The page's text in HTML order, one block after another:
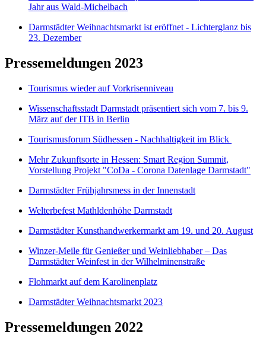
Jahr aus Wald-Michelbach
Darmstädter Weihnachtsmarkt ist eröffnet - Lichterglanz bis
23. Dezember
Pressemeldungen 2023
Tourismus wieder auf Vorkrisenniveau
Wissenschaftsstadt Darmstadt präsentiert sich vom 7. bis 9.
März auf der ITB in Berlin
Tourismusforum Südhessen - Nachhaltigkeit im Blick
Mehr Zukunftsorte in Hessen: Smart Region Summit,
Vorstellung Projekt "CoDa - Corona Datenlage Darmstadt"
Darmstädter Frühjahrsmess in der Innenstadt
Welterbefest Mathldenhöhe Darmstadt
Darmstädter Kunsthandwerkermarkt am 19. und 20. August
Winzer-Meile für Genießer und Weinliebhaber – Das
Darmstädter Weinfest in der Wilhelminenstraße
Flohmarkt auf dem Karolinenplatz
Darmstädter Weihnachtsmarkt 2023
Pressemeldungen 2022